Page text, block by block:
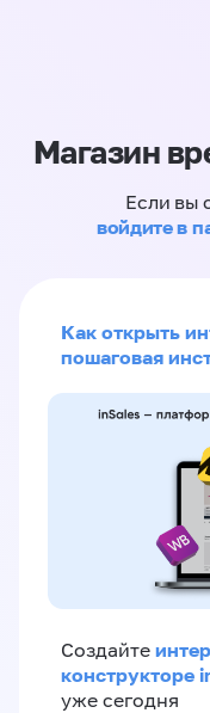
Магазин
Если вы
войдите в
Как открыть
пошаговая
Создайте
конструкторе
уже сегодня